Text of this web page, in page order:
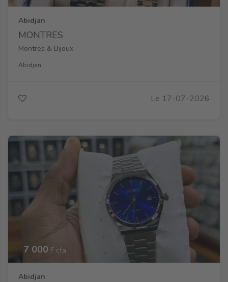
Abidjan
MONTRES
Montres & Bijoux
Abidjan
Le 17-07-2026
7 000 F cfa
Abidjan